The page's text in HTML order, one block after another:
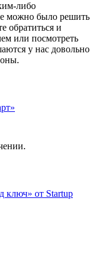
либо
можно было решить
обратиться и
или посмотреть
у нас довольно
ключ» от Startup